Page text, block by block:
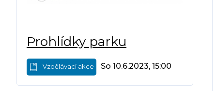
Prohlídky parku
Vzdělávací akce So 10.6.2023, 15:00